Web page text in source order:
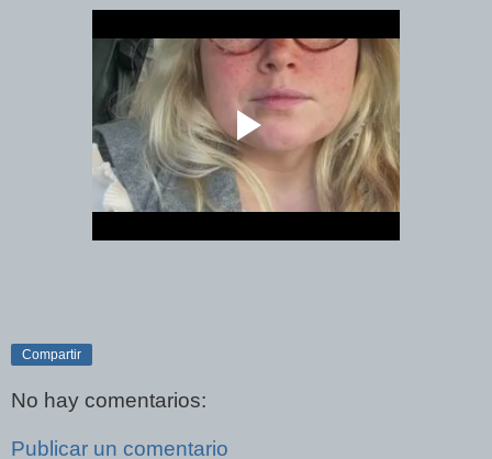
Compartir
No hay comentarios:
Publicar un comentario